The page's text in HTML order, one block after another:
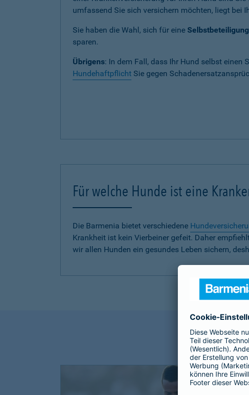
umfassend Sie sich versichern möchten, liegt bei
Sie haben die Wahl, sich für eine Selbstbeteiligung
sparen.
Übrigens: In dem Fall, dass Ihr Hund selbst einen
Hundehaftpflicht Sie gegen
Für welche Hunde ist eine
Die Barmenia bietet verschiedene
Krankheit ist kein Vierbeiner gefeit. Daher
wir allen Hunden ein gesundes Leben sichern,